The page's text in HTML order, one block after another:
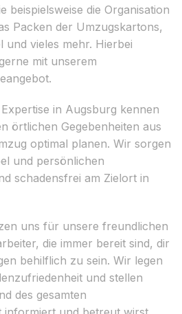
beispielsweise die Organisation
Packen der Umzugskartons,
vieles mehr. Hierbei
mit unserem
in Augsburg kennen
örtlichen Gegebenheiten aus
optimal planen. Wir sorgen
und persönlichen
schadensfrei am Zielort in
uns für unsere freundlichen
die immer bereit sind, dir
behilflich zu sein. Wir legen
und stellen
des gesamten